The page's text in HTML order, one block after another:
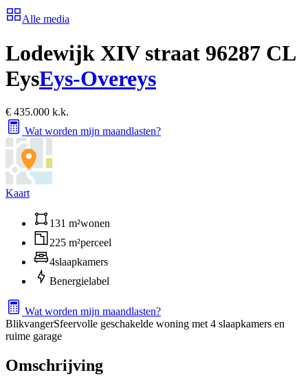
Alle media
Lodewijk XIV straat 96287 CL
EysEys-Overeys
€ 435.000 k.k.
Wat worden mijn maandlasten?
Kaart
131 m²wonen
225 m²perceel
4slaapkamers
Benergielabel
Wat worden mijn maandlasten?
BlikvangerSfeervolle geschakelde woning met 4 slaapkamers en
ruime garage
Omschrijving